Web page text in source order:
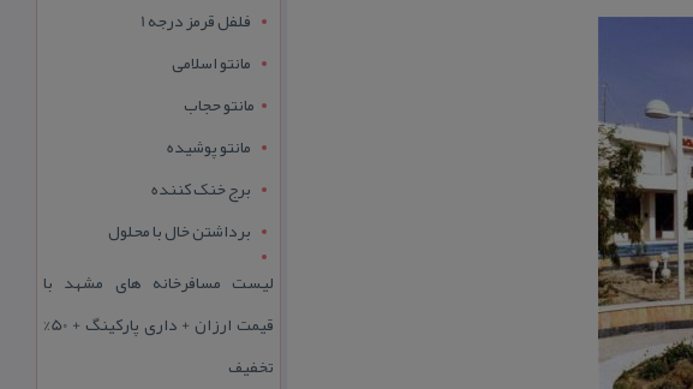
فلفل قرمز درجه 1
مانتو اسلامی
مانتو حجاب
مانتو پوشیده
برج خنک کننده
برداشتن خال با محلول
لیست مسافرخانه های مشهد با
قیمت ارزان + داری پارکینگ + 50%
تخفیف